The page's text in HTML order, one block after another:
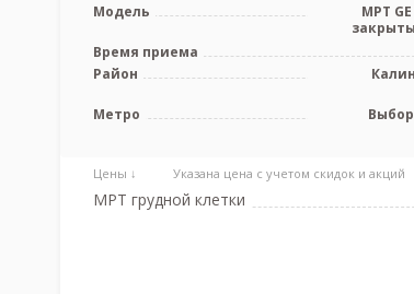
Модель
МРТ
Время приема
Район
Метро
Цены ↓ Указана цена с учетом скидок и акций
МРТ грудной клетки